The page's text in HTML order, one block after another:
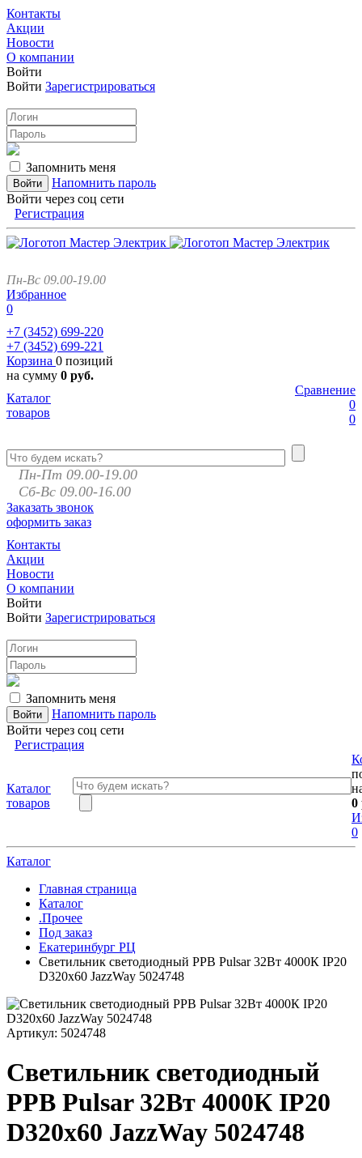
Контакты
Акции
Новости
О компании
Войти
Войти Зарегистрироваться
Запомнить меня
Напомнить пароль
Войти через соц сети
Регистрация
Пн-Вс 09.00-19.00
Избранное
0
+7 (3452) 699-220
+7 (3452) 699-221
Корзина 0 позиций
на сумму 0 руб.
Сравнение
0
0
Каталог
товаров
Пн-Пт 09.00-19.00
Сб-Вс 09.00-16.00
Заказать звонок
оформить заказ
Контакты
Акции
Новости
О компании
Войти
Войти Зарегистрироваться
Запомнить меня
Напомнить пароль
Войти через соц сети
Регистрация
Каталог
товаров
0
0
Каталог
Главная страница
Каталог
.Прочее
Под заказ
Екатеринбург РЦ
Светильник светодиодный PPB Pulsar 32Вт 4000К IP20
D320х60 JazzWay 5024748
Артикул: 5024748
Светильник светодиодный
PPB Pulsar 32Вт 4000К IP20
D320х60 JazzWay 5024748